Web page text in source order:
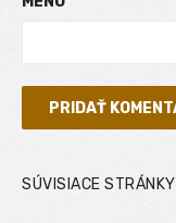
SÚVISIACE STRÁNKY